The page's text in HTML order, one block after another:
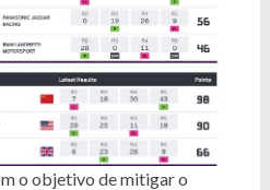
o objetivo de mitigar o